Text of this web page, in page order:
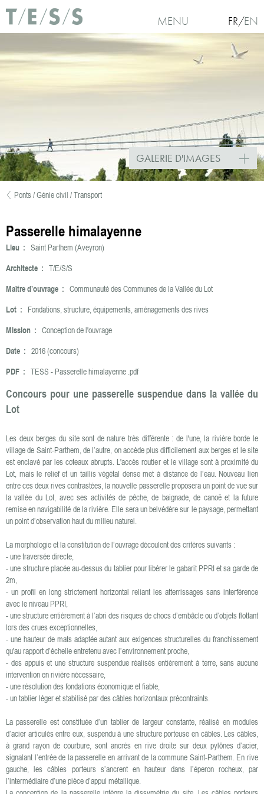
Aller au contenu principal
MENU FR EN
GALERIE D'IMAGES
Ponts / Génie civil / Transport
Passerelle himalayenne
Lieu : Saint Parthem (Aveyron)
Architecte : T/E/S/S
Maître d’ouvrage : Communauté des Communes de la Vallée du Lot
Lot : Fondations, structure, équipements, aménagements des rives
Mission : Conception de l'ouvrage
Date : 2016 (concours)
PDF : TESS - Passerelle himalayenne .pdf
Concours pour une passerelle suspendue dans la vallée du
Lot
Les deux berges du site sont de nature très différente : de l'une, la rivière borde le
village de Saint-Parthem, de l’autre, on accède plus difficilement aux berges et le site
est enclavé par les coteaux abrupts. L'accès routier et le village sont à proximité du
Lot, mais le relief et un taillis végétal dense met à distance de l’eau. Nouveau lien
entre ces deux rives contrastées, la nouvelle passerelle proposera un point de vue sur
la vallée du Lot, avec ses activités de pêche, de baignade, de canoë et la future
remise en navigabilité de la rivière. Elle sera un belvédère sur le paysage, permettant
un point d’observation haut du milieu naturel.
La morphologie et la constitution de l’ouvrage découlent des critères suivants :
- une traversée directe,
- une structure placée au-dessus du tablier pour libérer le gabarit PPRI et sa garde de
2m,
- un profil en long strictement horizontal reliant les atterrissages sans interférence
avec le niveau PPRI,
- une structure entièrement à l’abri des risques de chocs d’embâcle ou d’objets flottant
lors des crues exceptionnelles,
- une hauteur de mats adaptée autant aux exigences structurelles du franchissement
qu'au rapport d’échelle entretenu avec l’environnement proche,
- des appuis et une structure suspendue réalisés entièrement à terre, sans aucune
intervention en rivière nécessaire,
- une résolution des fondations économique et fiable,
- un tablier léger et stabilisé par des câbles horizontaux précontraints.
La passerelle est constituée d’un tablier de largeur constante, réalisé en modules
d’acier articulés entre eux, suspendu à une structure porteuse en câbles. Les câbles,
à grand rayon de courbure, sont ancrés en rive droite sur deux pylônes d’acier,
signalant l’entrée de la passerelle en arrivant de la commune Saint-Parthem. En rive
gauche, les câbles porteurs s’ancrent en hauteur dans l’éperon rocheux, par
l’intermédiaire d’une pièce d’appui métallique.